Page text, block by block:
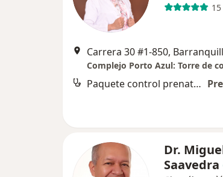
Carrera 30 #1-850,
Paquete control prenatal y atención al parto
Dr.
Saavedra